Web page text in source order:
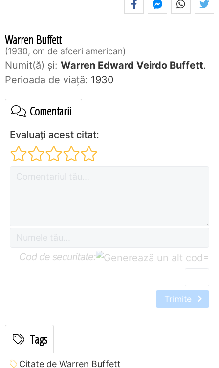
Warren Buffett
1930, om de afceri american
Numit(ă) și: Warren Edward Veirdo Buffett.
Perioada de viaţă: 1930
Comentarii
Evaluați acest citat:
Cod de securitate: =
Trimite
Tags
Citate de Warren Buffett